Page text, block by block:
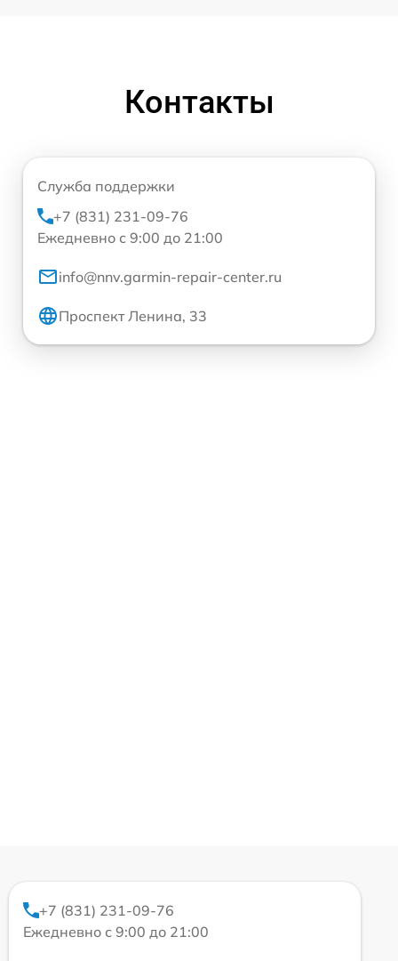
Контакты
Служба поддержки
+7 (831) 231-09-76
Ежедневно с 9:00 до 21:00
info@nnv.garmin-repair-center.ru
Проспект Ленина, 33
+7 (831) 231-09-76
Ежедневно с 9:00 до 21:00